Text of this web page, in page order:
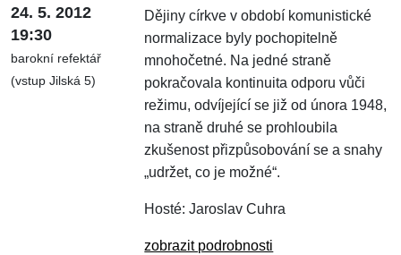
24. 5. 2012
19:30
barokní refektář
(vstup Jilská 5)
Dějiny církve v období komunistické
normalizace byly pochopitelně
mnohočetné. Na jedné straně
pokračovala kontinuita odporu vůči
režimu, odvíjející se již od února 1948,
na straně druhé se prohloubila
zkušenost přizpůsobování se a snahy
„udržet, co je možné“.
Hosté: Jaroslav Cuhra
zobrazit podrobnosti